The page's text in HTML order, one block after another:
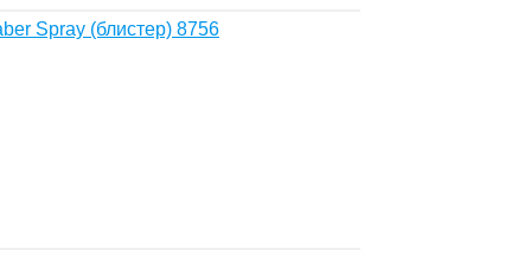
Spray (блистер) 8756